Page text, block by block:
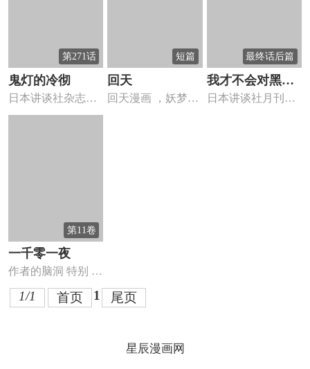
第271话
鬼灯的冷彻
日本讲谈社杂志
《Morning》同步更
短篇
回天
回天漫画 ，妖梦在
最终话后篇
我才不会对黑崎
君说的话言听计
日本讲谈社月刊杂
第11卷
一千零一夜
作者的脑洞 特别 特
别 大
1/1 首页 1 尾页
星辰漫画网